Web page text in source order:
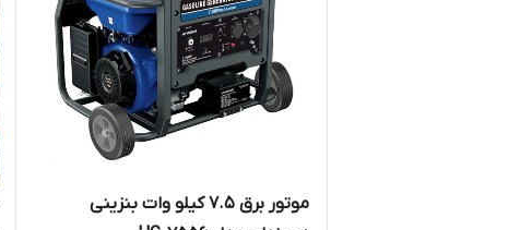
موتور برق 7.5 کیلو وات بنزینی